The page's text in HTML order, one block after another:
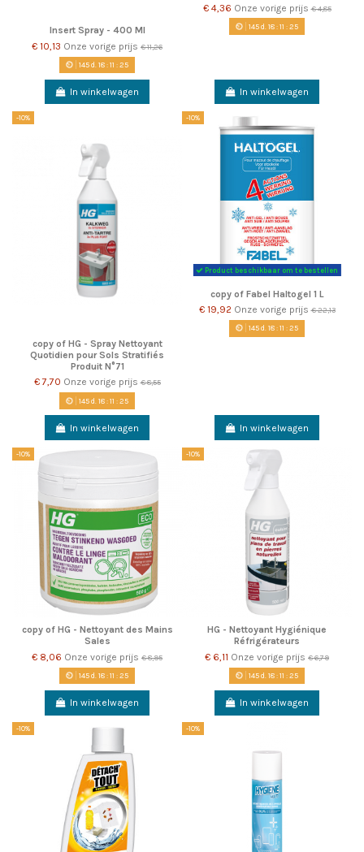
Insert Spray - 400 Ml
€ 10,13 Onze vorige prijs € 11,26
145d. 18:11 :22
In winkelwagen
€ 4,36 Onze vorige prijs€ 4,85
145d. 18:11 :22
In winkelwagen
-10%
copy of HG - Spray Nettoyant
Quotidien pour Sols Stratifiés
Produit N°71
€ 7,70 Onze vorige prijs€ 8,55
145d. 18:11 :22
In winkelwagen
-10%
Product beschikbaar om te bestellen
copy of Fabel Haltogel 1 L
€ 19,92 Onze vorige prijs€ 22,13
145d.18:11 :22
In winkelwagen
-10%
copy of HG - Nettoyant des Mains
Sales
€ 8,06 Onze vorige prijs € 8,95
145d. 18:11 :22
In winkelwagen
-10%
HG - Nettoyant Hygiénique
Réfrigérateurs
€ 6,11 Onze vorige prijs € 6,79
145d. 18:11 :22
In winkelwagen
-10% -10%